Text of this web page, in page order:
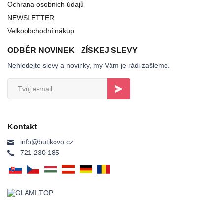
Ochrana osobních údajů
NEWSLETTER
Velkoobchodní nákup
ODBĚR NOVINEK - ZÍSKEJ SLEVY
Nehledejte slevy a novinky, my Vám je rádi zašleme.
Kontakt
info@butikovo.cz
721 230 185